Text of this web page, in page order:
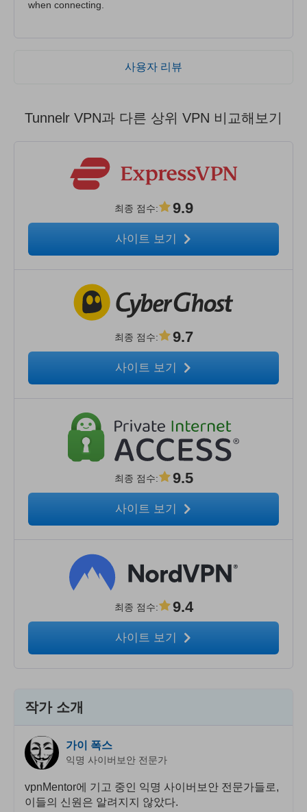
when connecting.
사용자 리뷰
Tunnelr VPN과 다른 상위 VPN 비교해보기
최종 점수: 9.9
사이트 보기
최종 점수: 9.7
사이트 보기
최종 점수: 9.5
사이트 보기
최종 점수: 9.4
사이트 보기
작가 소개
가이 폭스
익명 사이버보안 전문가
vpnMentor에 기고 중인 익명 사이버보안 전문가들로,
이들의 신원은 알려지지 않았다.